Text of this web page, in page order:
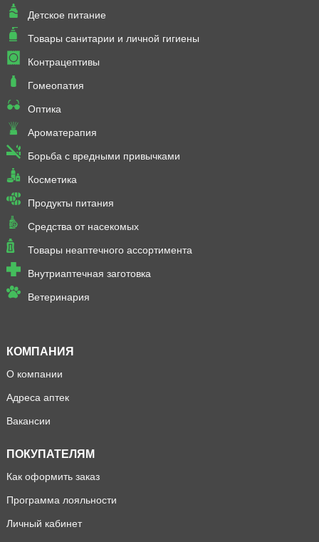
Детское питание
Товары санитарии и личной гигиены
Контрацептивы
Гомеопатия
Оптика
Ароматерапия
Борьба с вредными привычками
Косметика
Продукты питания
Средства от насекомых
Товары неаптечного ассортимента
Внутриаптечная заготовка
Ветеринария
КОМПАНИЯ
О компании
Адреса аптек
Вакансии
ПОКУПАТЕЛЯМ
Как оформить заказ
Программа лояльности
Личный кабинет